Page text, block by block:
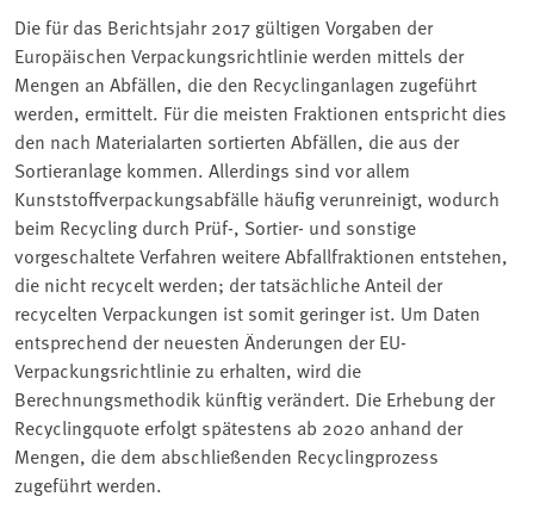
Die für das Berichtsjahr 2017 gültigen Vorgaben der
Europäischen Verpackungsrichtlinie werden mittels der
Mengen an Abfällen, die den Recyclinganlagen zugeführt
werden, ermittelt. Für die meisten Fraktionen entspricht dies
den nach Materialarten sortierten Abfällen, die aus der
Sortieranlage kommen. Allerdings sind vor allem
Kunststoffverpackungsabfälle häufig verunreinigt, wodurch
beim Recycling durch Prüf-, Sortier- und sonstige
vorgeschaltete Verfahren weitere Abfallfraktionen entstehen,
die nicht recycelt werden; der tatsächliche Anteil der
recycelten Verpackungen ist somit geringer ist. Um Daten
entsprechend der neuesten Änderungen der EU-
Verpackungsrichtlinie zu erhalten, wird die
Berechnungsmethodik künftig verändert. Die Erhebung der
Recyclingquote erfolgt spätestens ab 2020 anhand der
Mengen, die dem abschließenden Recyclingprozess
zugeführt werden.